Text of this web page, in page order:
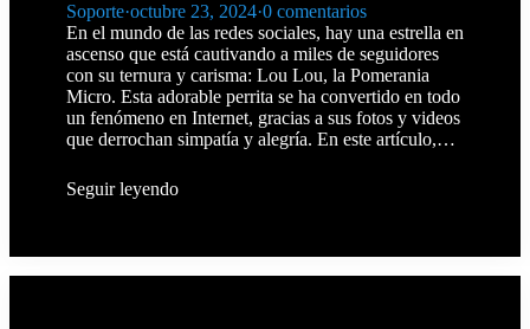
Soporte·octubre 23, 2024·0 comentarios
En el mundo de las redes sociales, hay una estrella en
ascenso que está cautivando a miles de seguidores
con su ternura y carisma: Lou Lou, la Pomerania
Micro. Esta adorable perrita se ha convertido en todo
un fenómeno en Internet, gracias a sus fotos y videos
que derrochan simpatía y alegría. En este artículo,…
Seguir leyendo